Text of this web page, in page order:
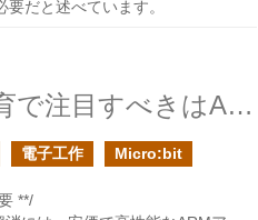
だと述べています。
プログラミング教育で注目すべきはARM + Debian + Pythonであるはずだ
電子工作 Micro:bit
**/